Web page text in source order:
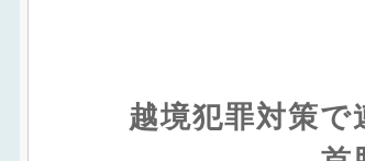
越境犯罪対策